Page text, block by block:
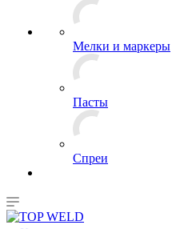
Мелки и маркеры
Пасты
Спреи